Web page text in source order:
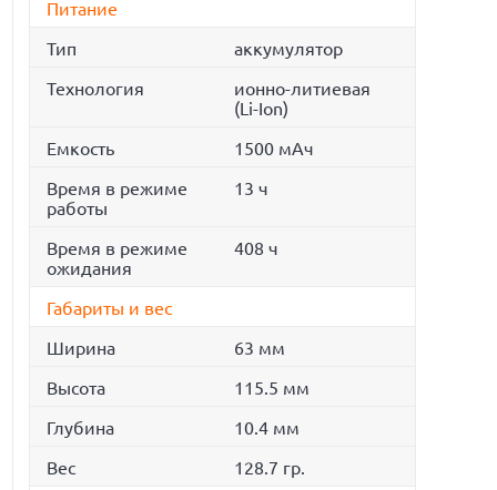
Питание
Тип
аккумулятор
Технология
ионно-литиевая
(Li-Ion)
Емкость
1500 мАч
Время в режиме
работы
13 ч
Время в режиме
ожидания
408 ч
Габариты и вес
Ширина
63 мм
Высота
115.5 мм
Глубина
10.4 мм
Вес
128.7 гр.